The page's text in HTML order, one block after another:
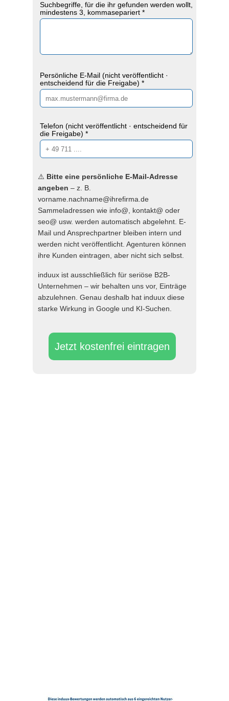
Suchbegriffe, für die ihr gefunden werden wollt,
mindestens 3, kommasepariert *
Persönliche E-Mail (nicht veröffentlicht ·
entscheidend für die Freigabe) *
Telefon (nicht veröffentlicht · entscheidend für
die Freigabe) *
Jetzt kostenfrei eintragen
⚠️ Bitte eine persönliche E-Mail-Adresse
angeben – z. B.
vorname.nachname@ihrefirma.de
Sammeladressen wie info@, kontakt@ oder
seo@ usw. werden automatisch abgelehnt. E-
Mail und Ansprechpartner bleiben intern und
werden nicht veröffentlicht. Agenturen können
ihre Kunden eintragen, aber nicht sich selbst.
induux ist ausschließlich für seriöse B2B-
Unternehmen – wir behalten uns vor, Einträge
abzulehnen. Genau deshalb hat induux diese
starke Wirkung in Google und KI-Suchen.